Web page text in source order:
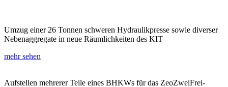
Umzug einer 26 Tonnen schweren Hydraulikpresse sowie diverser
Nebenaggregate in neue Räumlichkeiten des KIT
mehr sehen
Aufstellen mehrerer Teile eines BHKWs für das ZeoZweiFrei-